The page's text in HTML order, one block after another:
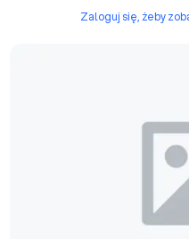
Zaloguj się, żeby